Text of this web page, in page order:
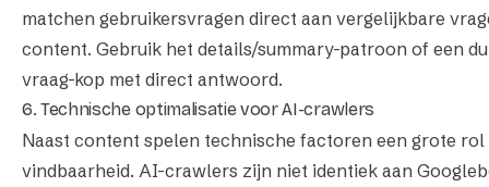
matchen gebruikersvragen direct aan vergelijkbare
content. Gebruik het details/summary-patroon of een
vraag-kop met direct antwoord.
6. Technische optimalisatie voor AI-crawlers
Naast content spelen technische factoren een grote
vindbaarheid. AI-crawlers zijn niet identiek aan